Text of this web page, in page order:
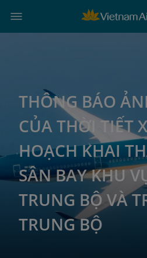
THÔNG BÁO
CỦA THỜI TIẾT
HOẠCH KHAI
SÂN BAY KHU
TRUNG BỘ VÀ
TRUNG BỘ